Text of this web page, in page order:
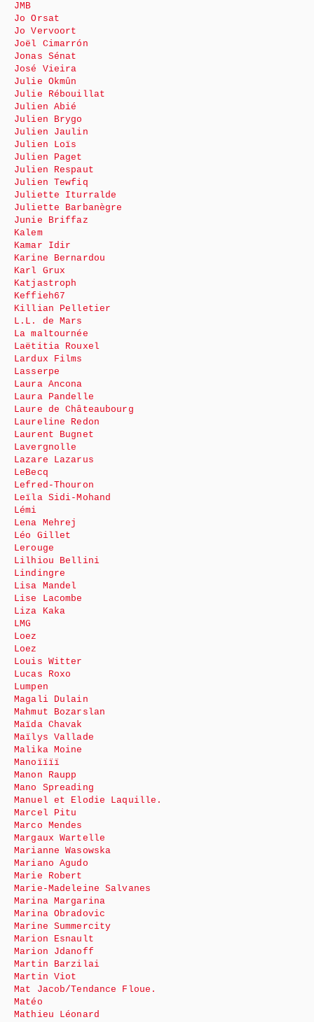
JMB
Jo Orsat
Jo Vervoort
Joël Cimarrón
Jonas Sénat
José Vieira
Julie Okmûn
Julie Rébouillat
Julien Abié
Julien Brygo
Julien Jaulin
Julien Loïs
Julien Paget
Julien Respaut
Julien Tewfiq
Juliette Iturralde
Juliette Barbanègre
Junie Briffaz
Kalem
Kamar Idir
Karine Bernardou
Karl Grux
Katjastroph
Keffieh67
Killian Pelletier
L.L. de Mars
La maltournée
Laëtitia Rouxel
Lardux Films
Lasserpe
Laura Ancona
Laura Pandelle
Laure de Châteaubourg
Laureline Redon
Laurent Bugnet
Lavergnolle
Lazare Lazarus
LeBecq
Lefred-Thouron
Leïla Sidi-Mohand
Lémi
Lena Mehrej
Léo Gillet
Lerouge
Lilhiou Bellini
Lindingre
Lisa Mandel
Lise Lacombe
Liza Kaka
LMG
Loez
Loez
Louis Witter
Lucas Roxo
Lumpen
Magali Dulain
Mahmut Bozarslan
Maïda Chavak
Maïlys Vallade
Malika Moine
Manoïïïï
Manon Raupp
Mano Spreading
Manuel et Elodie Laquille.
Marcel Pitu
Marco Mendes
Margaux Wartelle
Marianne Wasowska
Mariano Agudo
Marie Robert
Marie-Madeleine Salvanes
Marina Margarina
Marina Obradovic
Marine Summercity
Marion Esnault
Marion Jdanoff
Martin Barzilai
Martin Viot
Mat Jacob/Tendance Floue.
Matéo
Mathieu Léonard